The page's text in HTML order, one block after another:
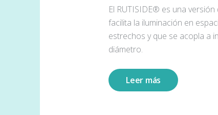
El RUTISIDE® es una
facilita la iluminación en
estrechos y que se acopla a
diámetro.
Leer más